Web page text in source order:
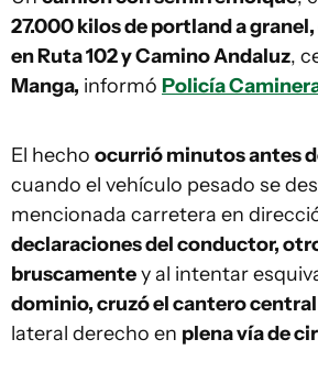
27.000 kilos de portland a
en Ruta 102 y Camino Andaluz,
Manga, informó Policía
El hecho ocurrió minutos antes
cuando el vehículo pesado se
mencionada carretera en
declaraciones del conductor,
bruscamentey al intentar
dominio, cruzó el cantero
lateral derecho en plena vía de